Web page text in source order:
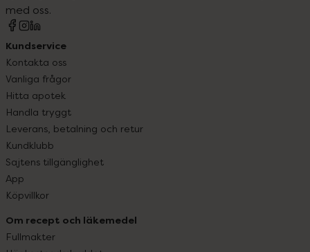
med oss.
Kundservice
Kontakta oss
Vanliga frågor
Hitta apotek
Handla tryggt
Leverans, betalning och retur
Kundklubb
Sajtens tillgänglighet
App
Köpvillkor
Om recept och läkemedel
Fullmakter